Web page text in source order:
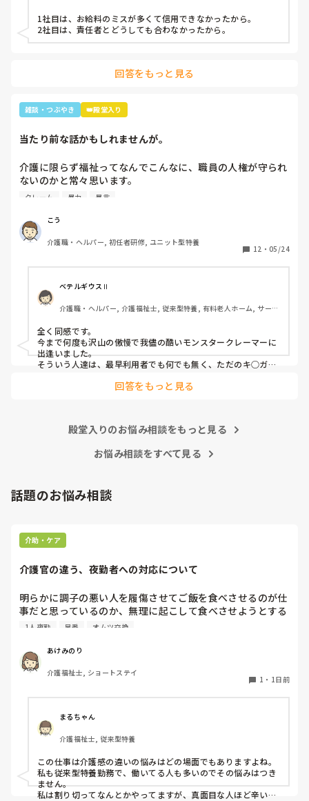
1社目は、お給料のミスが多くて信用できなかったから。
2社目は、責任者とどうしても合わなかったから。
回答をもっと見る
雑談・つぶやき 👑殿堂入り
当たり前な話かもしれませんが。
介護に限らず福祉ってなんでこんなに、職員の人権が守られ
ないのかと常々思います。
いる感じは否めません。
特に、利用者からの暴力・暴言、家族からのクレームをいつ
までも我慢するのは心情としておかしいのではと思います。
介護職員というより福祉人として間違っている考えだとは思
いますが、割りきって仕事をしていく必要があるのでしょう
心身をやられたりしたら、介護職員をやりたくなくなると思
うんですよね。
クレーム 暴力 暴言
こう
介護職・ヘルパー, 初任者研修, ユニット型特養
12 ・ 05/24
ベテルギウスⅡ
介護職・ヘルパー, 介護福祉士, 従来型特養, 有料老人ホーム, サービ
ット型特養
全く同感です。
今まで何度も沢山の傲慢で我儘の酷いモンスタークレーマーに
出逢いました。
そういう人達は、最早利用者でも何でも無く、ただのキ○ガイ
無理難題を言って来るこの人達には、毅然とした態度や対応が
まり、精神がやられた結果辞めて行きます。
治体や他職種にも拡大して、介護職に取っても働きやすい職場
回答をもっと見る
殿堂入りのお悩み相談をもっと見る
お悩み相談をすべて見る
話題のお悩み相談
介助・ケア
介護官の違う、夜勤者への対応について
明らかに調子の悪い人を履傷させてご飯を食べさせるのが仕
事だと思っているのか、無理に起こして食べさせようとする
スタッフがいます。私が出勤して急変に気づき対応しました
（夜勤者）とか平気でドヤ顔でいます。
夜勤は1人夜勤です。その時はベトナム人と早番の2人体制で
したけども、どちらも急変対応に特化しておらず、この2人
惧してます。夜間はただオムツ交換変えればいい。トイレに
連れて行けばいい？寝るか寝ないか問題だみたい平気で言う
ので人員が少ないため入らせていますが、きちんと見守りの
であれば夜勤も外すが管理者がオッケーを出しているので、
出勤日は誰かがどうにかなっているのではないかと怖すぎて
出勤するのが苦痛になります
1人夜勤 早番 オムツ交換
あけみのり
介護福祉士, ショートステイ
1 ・ 1日前
まるちゃん
介護福祉士, 従来型特養
この仕事は介護感の違いの悩みはどの場面でもありますよね。
私も従来型特養勤務で、働いてる人も多いのでその悩みはつき
ません。
私は割り切ってなんとかやってますが、真面目な人ほど辛いお